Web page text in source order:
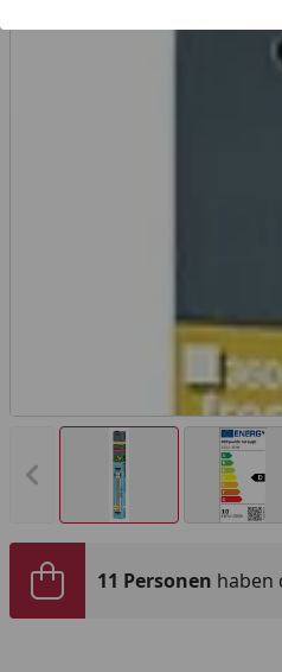
Vorheriges Bild anzeigen
11 Personen haben